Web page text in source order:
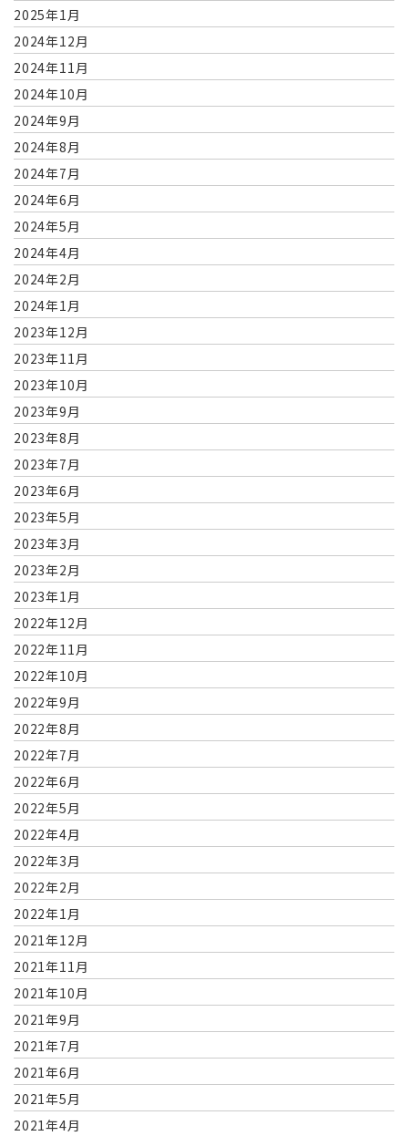
2025年1月
2024年12月
2024年11月
2024年10月
2024年9月
2024年8月
2024年7月
2024年6月
2024年5月
2024年4月
2024年2月
2024年1月
2023年12月
2023年11月
2023年10月
2023年9月
2023年8月
2023年7月
2023年6月
2023年5月
2023年3月
2023年2月
2023年1月
2022年12月
2022年11月
2022年10月
2022年9月
2022年8月
2022年7月
2022年6月
2022年5月
2022年4月
2022年3月
2022年2月
2022年1月
2021年12月
2021年11月
2021年10月
2021年9月
2021年7月
2021年6月
2021年5月
2021年4月